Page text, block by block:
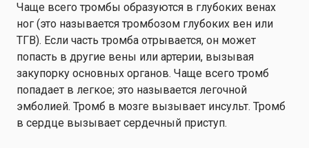
Чаще всего тромбы образуются в глубоких венах
ног (это называется тромбозом глубоких вен или
ТГВ). Если часть тромба отрывается, он может
попасть в другие вены или артерии, вызывая
закупорку основных органов. Чаще всего тромб
попадает в легкое; это называется легочной
эмболией. Тромб в мозге вызывает инсульт. Тромб
в сердце вызывает сердечный приступ.